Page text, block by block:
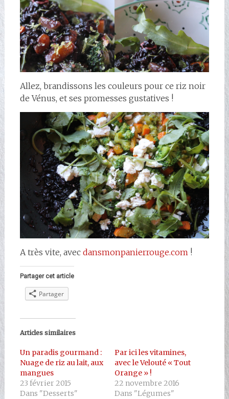
Allez, brandissons les couleurs pour ce riz noir
de Vénus, et ses promesses gustatives !
A très vite, avec dansmonpanierrouge.com!
Partager cet article
Partager
Articles similaires
Un paradis gourmand :
Nuage de riz au lait, aux
mangues
23 février 2015
Dans "Desserts"
Par ici les vitamines,
avec le Velouté « Tout
Orange » !
22 novembre 2016
Dans "Légumes"